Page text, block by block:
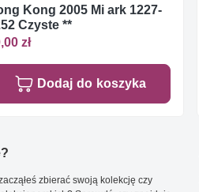
Kong 2005 Mi ark 1227-
Czyste **
zł
Dodaj do koszyka
zbierać swoją kolekcję czy